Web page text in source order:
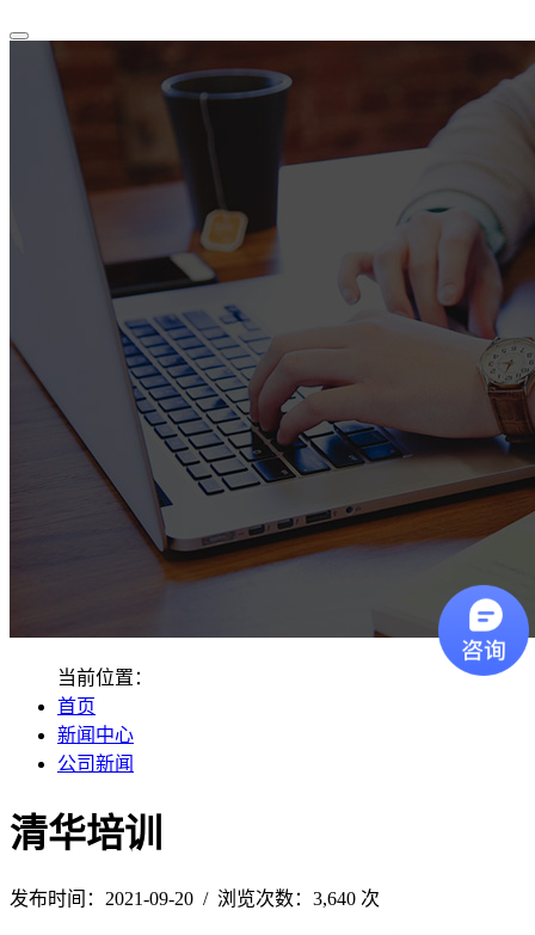
当前位置：
首页
新闻中心
公司新闻
清华培训
发布时间：2021-09-20 / 浏览次数：3,640 次